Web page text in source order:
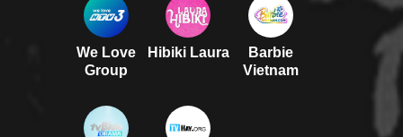
We Love
Group
Hibiki Laura
Barbie
Vietnam